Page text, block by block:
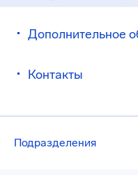
Дополнительное
Контакты
Подразделения